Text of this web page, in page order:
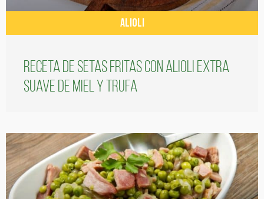
ALIOLI
Receta de setas fritas con alioli extra
suave de miel y trufa